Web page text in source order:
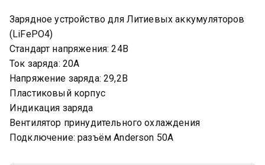
Зарядное устройство для Литиевых аккумуляторов
(LiFePO4)
Стандарт напряжения: 24В
Ток заряда: 20А
Напряжение заряда: 29,2В
Пластиковый корпус
Индикация заряда
Вентилятор принудительного охлаждения
Подключение: разъём Anderson 50A